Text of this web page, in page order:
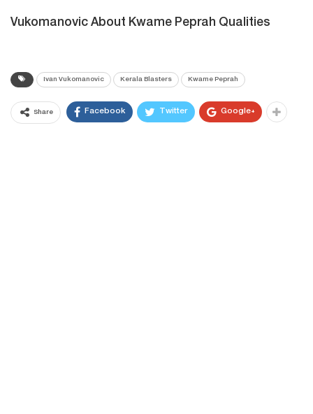
Vukomanovic About Kwame Peprah Qualities
Ivan Vukomanovic Kerala Blasters Kwame Peprah
Share Facebook Twitter Google+